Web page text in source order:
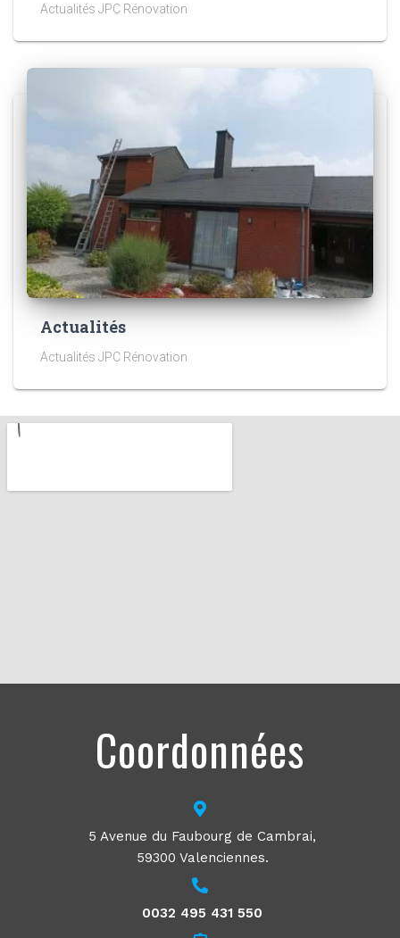
Actualités JPC Rénovation
Actualités
Actualités JPC Rénovation
Coordonnées
5 Avenue du Faubourg de Cambrai,
59300 Valenciennes.
0032 495 431 550